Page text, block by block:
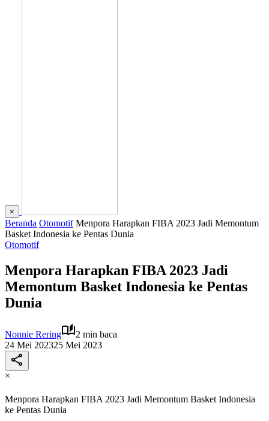
×
Beranda Otomotif Menpora Harapkan FIBA 2023 Jadi Memontum
Basket Indonesia ke Pentas Dunia
Otomotif
Menpora Harapkan FIBA 2023 Jadi
Memontum Basket Indonesia ke Pentas
Dunia
Nonnie Rering
2 min baca
24 Mei 202325 Mei 2023
×
Menpora Harapkan FIBA 2023 Jadi Memontum Basket Indonesia
ke Pentas Dunia